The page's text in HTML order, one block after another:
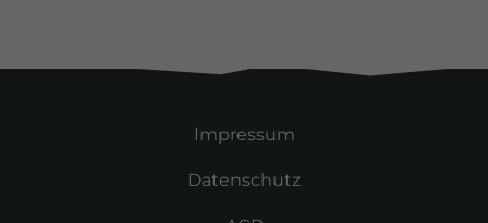
Impressum
Datenschutz